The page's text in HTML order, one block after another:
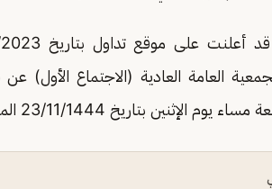
العامة العادية (الاجتماع الأول)
بتاريخ 23/11/1444 الموافق 12/6/2023.